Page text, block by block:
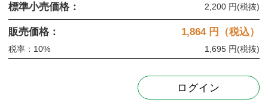
標準小売価格： 2,200 円(税抜)
販売価格： 1,864 円（税込）
税率：10% 1,695 円(税抜)
ログイン